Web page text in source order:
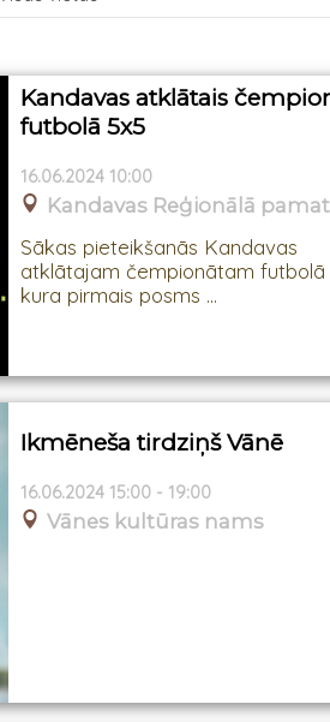
Kandavas atklātais
futbolā 5x5
16.06.2024 10:00
Kandavas Reģionālā
Sākas pieteikšanās Kandavas
atklātajam čempionātam futbolā
kura pirmais posms ...
Ikmēneša tirdziņš Vānē
16.06.2024 15:00 - 19:00
Vānes kultūras nams